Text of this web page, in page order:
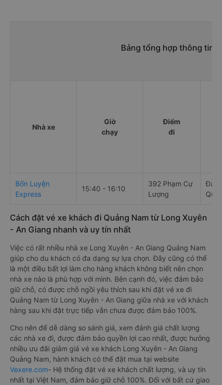
Bảng tổng hợp thông tin
Nhà xe
Giờ
chạy
Điểm
đi
Bốn Luyện
Express
15:40 - 16:10
392 Phạm Cự
Lượng
Đại
Cách đặt vé xe khách đi Quảng Nam từ Long Xuyên
- An Giang nhanh và uy tín nhất
Việc có rất nhiều nhà xe Long Xuyên - An Giang Quảng Nam
giúp cho du khách có đa dạng sự lựa chọn. Đây cũng có thể
là một điều bất lợi làm cho hàng khách không biết nên chọn
nhà xe nào là phù hợp với mình. Bên cạnh đó, việc đảm bảo
giữ chỗ, có được chỗ ngồi yêu thích sau khi đặt vé xe đi
Quảng Nam từ Long Xuyên - An Giang giữa nhà xe với khách
hàng sau khi đặt trực tiếp vẫn chưa được đảm bảo 100%.
Cho nên để dễ dàng so sánh giá, xem đánh giá chất lượng
các nhà xe đi, được đảm bảo quyền lợi cao nhất, được hưởng
nhiều ưu đãi giảm giá vé xe khách Long Xuyên - An Giang
Quảng Nam, hành khách có thể đặt mua tại website
Vexere.com- Hệ thống đặt vé xe khách chất lượng, và uy tín
nhất tại Việt Nam, đảm bảo giữ chỗ 100%. Đối với bất cứ giao